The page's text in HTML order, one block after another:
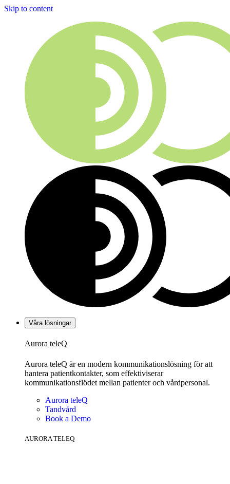
Skip to content
Våra lösningar
Aurora teleQ
Aurora teleQ är en modern kommunikationslösning för att
hantera patientkontakter, som effektiviserar
kommunikationsflödet mellan patienter och vårdpersonal.
Aurora teleQ
Tandvård
Book a Demo
AURORA TELEQ